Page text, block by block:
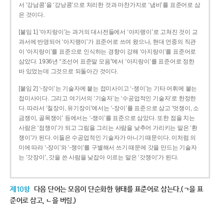
서 ‘강남콩’을 ‘강낭콩’으로 처리한 것과 마찬가지로 ‘냄비’를 표준어로 삼
은 것이다.
[붙임 1] ‘아지랑이’는 과거의 대사전들에서 ‘아지랭이’로 고쳐진 것이 교
과서에 반영되어 ‘아지랭이’가 표준어로 쓰여 왔으나, 현대 언중의 직관
이 ‘아지랑이’를 표준으로 인식하는 경향이 강해 ‘아지랑이’를 표준어로
삼았다. 1936년 “조선어 표준말 모음”에서 ‘아지랑이’를 표준어로 정한
바 있었는데 그것으로 되돌아간 것이다.
[붙임 2] ‘-장이’는 기술자에 붙는 접미사이고 ‘-쟁이’는 기타 어휘에 붙는
접미사이다. 그리고 여기서의 ‘기술자’는 ‘수공업적인 기술자’로 한정한
다. 따라서 ‘칠장이, 유기장이’에서는 ‘-장이’를 표준으로 삼고 ‘멋쟁이, 소
금쟁이, 골목쟁이’ 등에서는 ‘-쟁이’를 표준으로 삼았다. 또한 점을 치는
사람은 ‘점쟁이’가 되고 그림을 그리는 사람을 낮추어 가리키는 말은 ‘환
쟁이’가 된다. 이들은 수공업적인 기술자가 아니기 때문이다. 이처럼 의
미에 따라 ‘-장이’와 ‘-쟁이’를 구별해서 쓰기 때문에 갓을 만드는 기술자
는 ‘갓장이’, 갓을 쓴 사람을 낮잡아 이르는 말은 ‘갓쟁이’가 된다.
제10항 다음 단어는 모음이 단순화한 형태를 표준어로 삼는다.(ㄱ을 표
준어로 삼고, ㄴ을 버림.)